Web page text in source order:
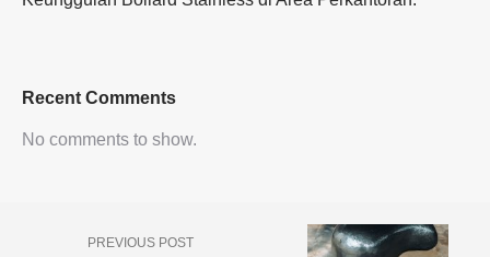
Recent Comments
No comments to show.
PREVIOUS POST